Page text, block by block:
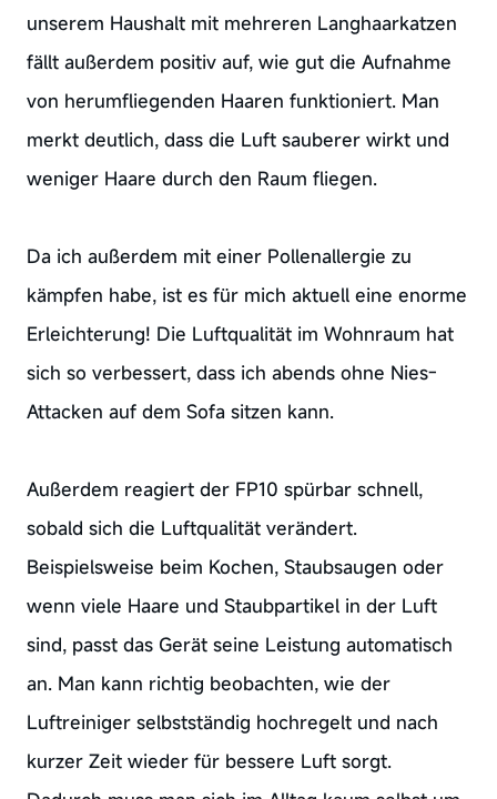
unserem Haushalt mit mehreren Langhaarkatzen
fällt außerdem positiv auf, wie gut die Aufnahme
von herumfliegenden Haaren funktioniert. Man
merkt deutlich, dass die Luft sauberer wirkt und
weniger Haare durch den Raum fliegen.
Da ich außerdem mit einer Pollenallergie zu
kämpfen habe, ist es für mich aktuell eine enorme
Erleichterung! Die Luftqualität im Wohnraum hat
sich so verbessert, dass ich abends ohne Nies-
Attacken auf dem Sofa sitzen kann.
Außerdem reagiert der FP10 spürbar schnell,
sobald sich die Luftqualität verändert.
Beispielsweise beim Kochen, Staubsaugen oder
wenn viele Haare und Staubpartikel in der Luft
sind, passt das Gerät seine Leistung automatisch
an. Man kann richtig beobachten, wie der
Luftreiniger selbstständig hochregelt und nach
kurzer Zeit wieder für bessere Luft sorgt.